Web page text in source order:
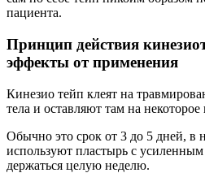
пациента.
Принцип действия
эффекты от применения
Кинезио тейп клеят на
тела и оставляют там на некоторое
Обычно это срок от 3 до 5 дней, в
используют пластырь с
держаться целую неделю.